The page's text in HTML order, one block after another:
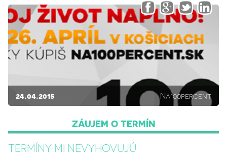
24.04.2015 Na100percent
ZÁUJEM O TERMÍN
TERMÍNY MI NEVYHOVUJÚ